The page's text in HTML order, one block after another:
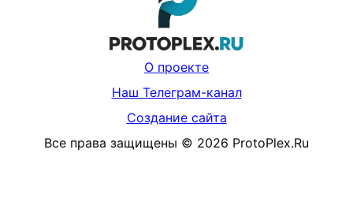
О проекте
Наш Телеграм-канал
Создание сайта
Все права защищены © 2026 ProtoPlex.Ru